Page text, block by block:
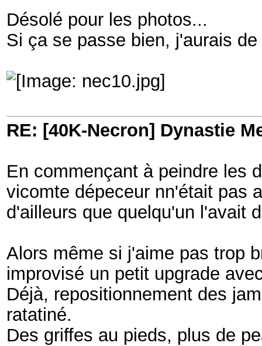
Désolé pour les photos...
Si ça se passe bien, j'aurais
RE: [40K-Necron] Dynastie
En commençant à peindre les
vicomte dépeceur nn'était pas
d'ailleurs que quelqu'un l'avait
Alors même si j'aime pas trop
improvisé un petit upgrade
Déjà, repositionnement des
ratatiné.
Des griffes au pieds, plus de